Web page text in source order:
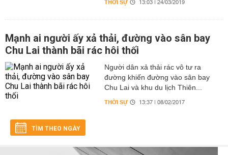
THỜI SỰ 13:03 | 24/03/2019
Mạnh ai người ấy xả thải, đường vào sân bay
Chu Lai thành bãi rác hôi thối
Người dân xả thải rác vô tư ra
đường khiến đường vào sân bay
Chu Lai và khu du lịch Thiên...
THỜI SỰ 13:37 | 08/02/2017
TÌM THEO NGÀY